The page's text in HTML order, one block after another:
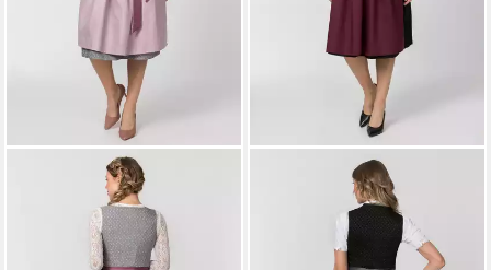
STOCKERPOINTDirndl Dori
STOCKERPOINTDirndl
ab 189,90 €